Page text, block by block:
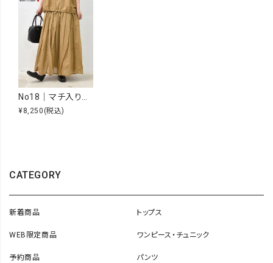
¥8,250 (税込)
CATEGORY
新着商品
WEB限定商品
予約商品
トップス
ワンピース・チュニック
パンツ